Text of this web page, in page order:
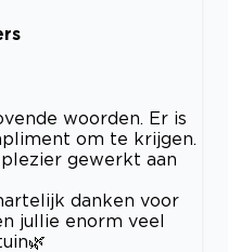
woorden. Er is
om te krijgen.
gewerkt aan
danken voor
jullie enorm veel